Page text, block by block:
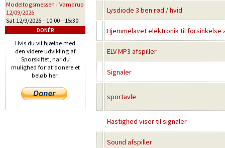
Lysdiode 3 ben rød / hvid
Hjemmelavet elektronik til forsinkelse
ELV MP3 afspiller
Signaler
sportavle
Hastighed viser til signaler
Sound afspiller
Modeltogsmessen i Vamdrup
12/09/2026
Sat 12/9/2026 - 10:00 - 15:30
DONÉR
Hvis du vil hjælpe med
den videre udvikling af
Sporskiftet, har du
mulighed for at donere et
beløb her: